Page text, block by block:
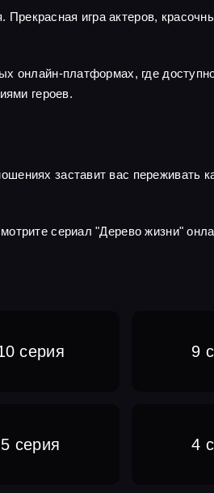
игра актеров,
онлайн-платформах, где
героев.
заставит вас переживать
сериал "Дерево жизни"
серия 9
5 серия 4